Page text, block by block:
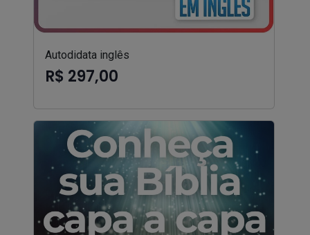
Autodidata inglês
R$ 297,00